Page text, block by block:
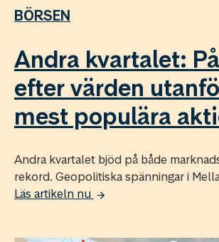
BÖRSEN
Andra kvartalet:
efter värden
mest populära
Andra kvartalet bjöd på både
rekord. Geopolitiska spänningar i
Läs artikeln nu